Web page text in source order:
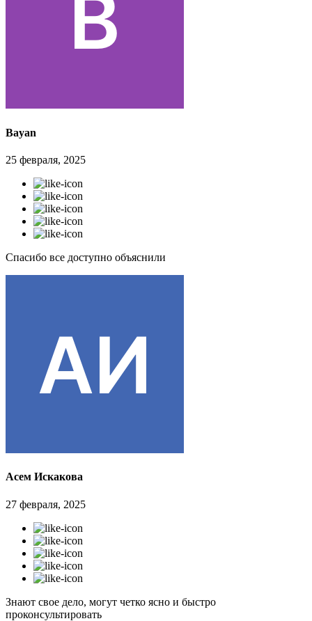
Bayan
25 февраля, 2025
Спасибо все доступно объяснили
Асем Искакова
27 февраля, 2025
Знают свое дело, могут четко ясно и быстро
проконсультировать